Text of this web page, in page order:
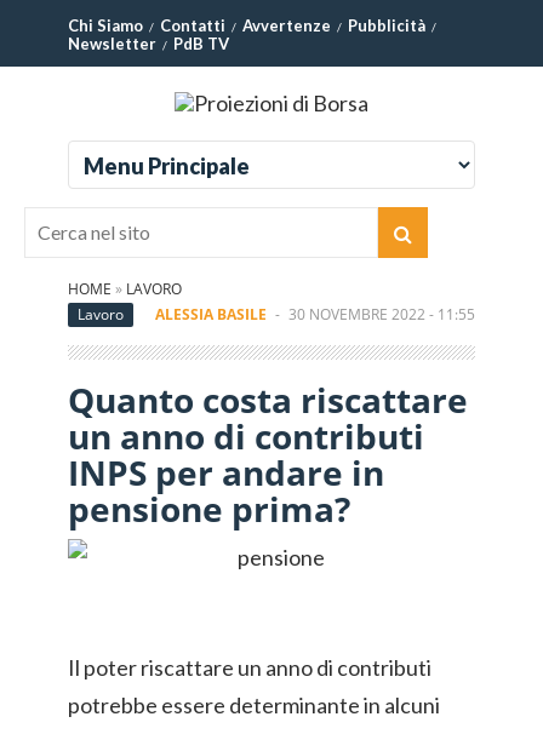
Chi Siamo Contatti Avvertenze
Pubblicità
Newsletter
PdB TV
HOME » LAVORO
Lavoro
ALESSIA BASILE - 30 NOVEMBRE 2022 - 11:55
Quanto costa riscattare
un anno di contributi
INPS per andare in
pensione prima?
Il poter riscattare un anno di contributi
potrebbe essere determinante in alcuni